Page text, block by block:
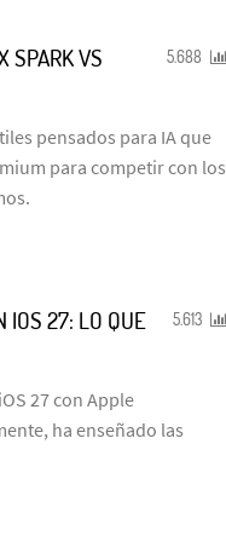
5.688
SPARK VS
pensados para IA que
para competir con los
5.613
IOS 27: LO QUE
27 con Apple
ha enseñado las